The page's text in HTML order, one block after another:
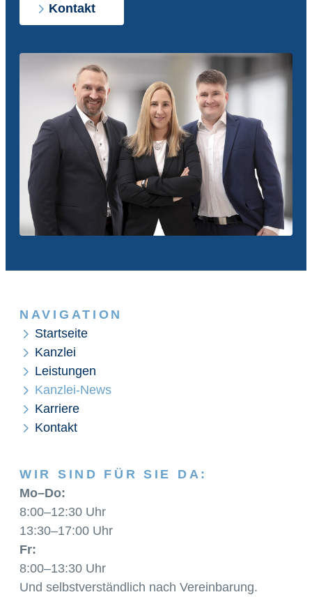
Kontakt
NAVIGATION
Startseite
Kanzlei
Leistungen
Kanzlei-News
Karriere
Kontakt
WIR SIND FÜR SIE DA:
Mo–Do:
8:00–12:30 Uhr
13:30–17:00 Uhr
Fr:
8:00–13:30 Uhr
Und selbstverständlich nach Vereinbarung.